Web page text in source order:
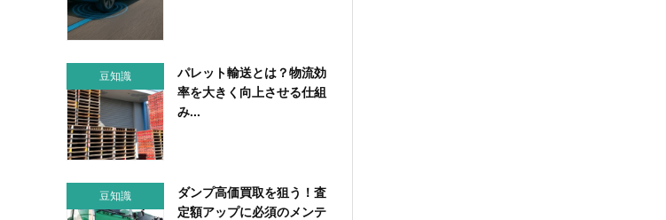
豆知識
パレット輸送とは？物流効
率を大きく向上させる仕組
み...
豆知識
ダンプ高価買取を狙う！査
定額アップに必須のメンテ